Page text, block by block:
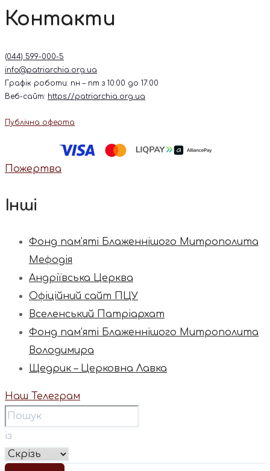
Контакти
(044) 599-000-5
info@patriarchia.org.ua
Графік роботи: пн – пт з 10:00 до 17:00
Веб-сайт: https://patriarchia.org.ua
Публічна оферта
Пожертва
Інші
Фонд пам’яті Блаженнішого Митрополита
Мефодія
Андріївська Церква
Офіційний сайт ПЦУ
Вселенський Патріархат
Фонд пам’яті Блаженнішого Митрополита
Володимира
Щедрик – Церковна Лавка
Наш Телеграм
із